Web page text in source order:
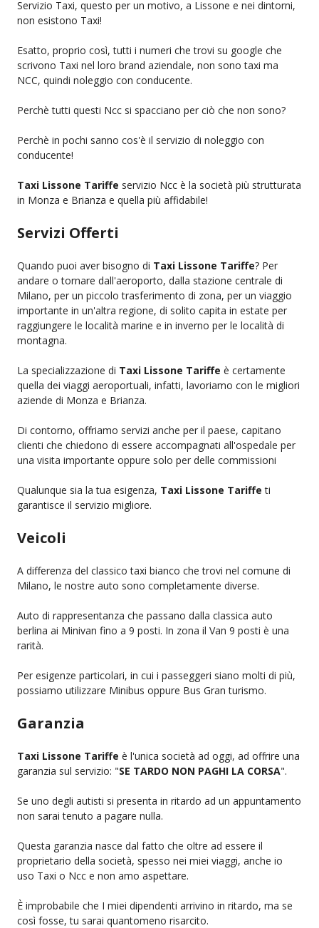
Servizio Taxi, questo per un motivo, a Lissone e nei dintorni,
non esistono Taxi!
Esatto, proprio così, tutti i numeri che trovi su google che
scrivono Taxi nel loro brand aziendale, non sono taxi ma
NCC, quindi noleggio con conducente.
Perchè tutti questi Ncc si spacciano per ciò che non sono?
Perchè in pochi sanno cos'è il servizio di noleggio con
conducente!
Taxi Lissone Tariffe servizio Ncc è la società più strutturata
in Monza e Brianza e quella più affidabile!
Servizi Offerti
Quando puoi aver bisogno di Taxi Lissone Tariffe? Per
andare o tornare dall'aeroporto, dalla stazione centrale di
Milano, per un piccolo trasferimento di zona, per un viaggio
importante in un'altra regione, di solito capita in estate per
raggiungere le località marine e in inverno per le località di
montagna.
La specializzazione di Taxi Lissone Tariffe è certamente
quella dei viaggi aeroportuali, infatti, lavoriamo con le migliori
aziende di Monza e Brianza.
Di contorno, offriamo servizi anche per il paese, capitano
clienti che chiedono di essere accompagnati all'ospedale per
una visita importante oppure solo per delle commissioni
Qualunque sia la tua esigenza, Taxi Lissone Tariffe ti
garantisce il servizio migliore.
Veicoli
A differenza del classico taxi bianco che trovi nel comune di
Milano, le nostre auto sono completamente diverse.
Auto di rappresentanza che passano dalla classica auto
berlina ai Minivan fino a 9 posti. In zona il Van 9 posti è una
rarità.
Per esigenze particolari, in cui i passeggeri siano molti di più,
possiamo utilizzare Minibus oppure Bus Gran turismo.
Garanzia
Taxi Lissone Tariffe è l'unica società ad oggi, ad offrire una
garanzia sul servizio: "SE TARDO NON PAGHI LA CORSA".
Se uno degli autisti si presenta in ritardo ad un appuntamento
non sarai tenuto a pagare nulla.
Questa garanzia nasce dal fatto che oltre ad essere il
proprietario della società, spesso nei miei viaggi, anche io
uso Taxi o Ncc e non amo aspettare.
È improbabile che I miei dipendenti arrivino in ritardo, ma se
così fosse, tu sarai quantomeno risarcito.